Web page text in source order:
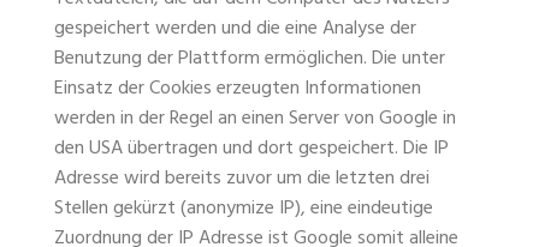
gespeichert werden und die eine Analyse der
Benutzung der Plattform ermöglichen. Die unter
Einsatz der Cookies erzeugten Informationen
werden in der Regel an einen Server von Google in
den USA übertragen und dort gespeichert. Die IP
Adresse wird bereits zuvor um die letzten drei
Stellen gekürzt (anonymize IP), eine eindeutige
Zuordnung der IP Adresse ist Google somit alleine